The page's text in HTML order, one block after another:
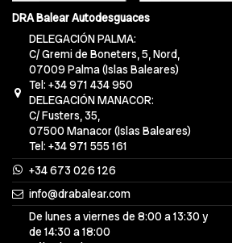
DRA Balear Autodesguaces
DELEGACIÓN PALMA:
C/ Gremi de Boneters, 5, Nord,
07009 Palma (Islas Baleares)
Tel: +34 971 434 950
DELEGACIÓN MANACOR:
C/ Fusters, 35,
07500 Manacor (Islas Baleares)
Tel: +34 971 555 161
+34 673 026 126
info@drabalear.com
De lunes a viernes de 8:00 a 13:30 y
de 14:30 a 18:00